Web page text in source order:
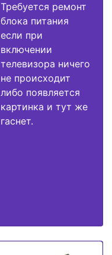
Требуется ремонт
блока питания
если при
включении
телевизора ничего
не происходит
либо появляется
картинка и тут же
гаснет.